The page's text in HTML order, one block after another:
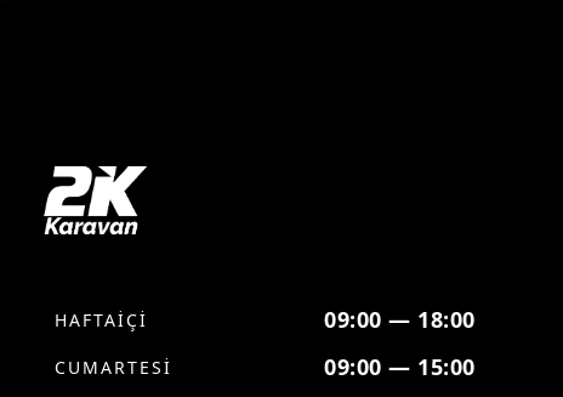
HAFTAİÇİ 09:00 — 18:00
CUMARTESİ 09:00 — 15:00